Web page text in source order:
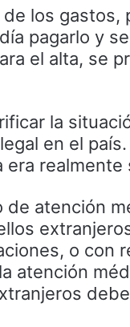
los gastos,
pagarlo y
el alta, se
la
en el
realmente
de atención
o con
atención